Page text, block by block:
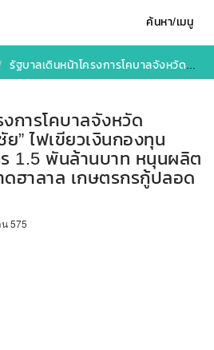
ค้นหา/เมนู
รัฐบาลเดินหน้าโครงการโคบาลจังหวัดชายแดนใต้ “เฉลิมชัย” ไฟเขียวเงินกองทุนสงเคราะห์เกษตรกร 1.5 พันล้านบาท หนุนผลิตเนื้อวัวเกรดดีสู่ตลาดฮาลาล เกษตรกรกู้ปลอดดอกเบี้ย 7 ปี
การโคบาลจังหวัด
” ไฟเขียวเงินกองทุน
ร 1.5 พันล้านบาท หนุนผลิต
ดฮาลาล เกษตรกรกู้ปลอด
575